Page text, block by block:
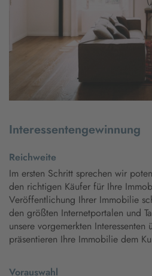
Interessentengewinnung
Reichweite
Im ersten Schritt sprechen wir
den richtigen Käufer für Ihre
Veröffentlichung Ihrer Immobilie
den größten Internetportalen und
unsere vorgemerkten
präsentieren Ihre Immobilie dem
Vorauswahl